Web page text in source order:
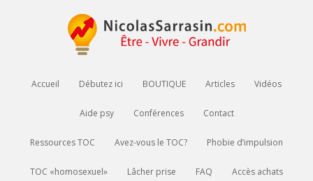
Accueil Débutez ici BOUTIQUE Articles Vidéos
Aide psy Conférences Contact
Ressources TOC Avez-vous le TOC? Phobie d’impulsion
TOC «homosexuel» Lâcher prise FAQ Accès achats